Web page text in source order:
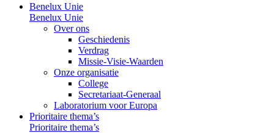
Benelux Unie
Benelux Unie
Over ons
Geschiedenis
Verdrag
Missie-Visie-Waarden
Onze organisatie
College
Secretariaat-Generaal
Laboratorium voor Europa
Prioritaire thema’s
Prioritaire thema’s